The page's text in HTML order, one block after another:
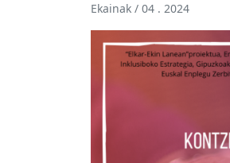
Ekainak / 04 . 2024